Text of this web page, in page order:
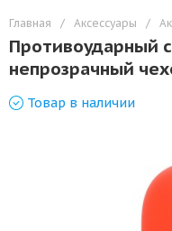
Главная / Аксессуары /
Противоударный
непрозрачный
Товар в наличии